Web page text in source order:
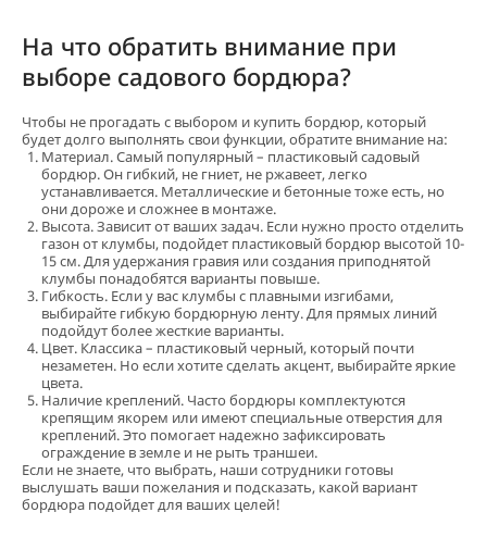
На что обратить внимание при
выборе садового бордюра?
Чтобы не прогадать с выбором и купить бордюр, который
будет долго выполнять свои функции, обратите внимание на:
Материал. Самый популярный – пластиковый садовый
бордюр. Он гибкий, не гниет, не ржавеет, легко
устанавливается. Металлические и бетонные тоже есть, но
они дороже и сложнее в монтаже.
Высота. Зависит от ваших задач. Если нужно просто отделить
газон от клумбы, подойдет пластиковый бордюр высотой 10-
15 см. Для удержания гравия или создания приподнятой
клумбы понадобятся варианты повыше.
Гибкость. Если у вас клумбы с плавными изгибами,
выбирайте гибкую бордюрную ленту. Для прямых линий
подойдут более жесткие варианты.
Цвет. Классика – пластиковый черный, который почти
незаметен. Но если хотите сделать акцент, выбирайте яркие
цвета.
Наличие креплений. Часто бордюры комплектуются
крепящим якорем или имеют специальные отверстия для
креплений. Это помогает надежно зафиксировать
ограждение в земле и не рыть траншеи.
Если не знаете, что выбрать, наши сотрудники готовы
выслушать ваши пожелания и подсказать, какой вариант
бордюра подойдет для ваших целей!